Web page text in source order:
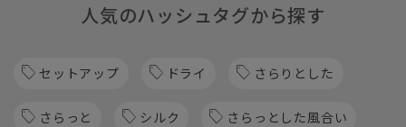
人気のハッシュタグから探す
セットアップ ドライ さらりとした
さらっと シルク さらっとした風合い